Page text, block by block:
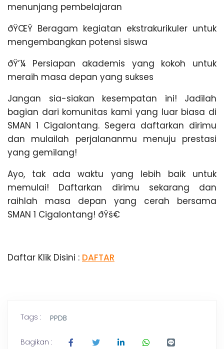
menunjang pembelajaran
ðŸŒŸ Beragam kegiatan ekstrakurikuler untuk
mengembangkan potensi siswa
ðŸ’¼ Persiapan akademis yang kokoh untuk
meraih masa depan yang sukses
Jangan sia-siakan kesempatan ini! Jadilah
bagian dari komunitas kami yang luar biasa di
SMAN 1 Cigalontang. Segera daftarkan dirimu
dan mulailah perjalananmu menuju prestasi
yang gemilang!
Ayo, tak ada waktu yang lebih baik untuk
memulai! Daftarkan dirimu sekarang dan
raihlah masa depan yang cerah bersama
SMAN 1 Cigalontang! ðŸš€
Daftar Klik Disini : DAFTAR
Tags : PPDB
Bagikan :